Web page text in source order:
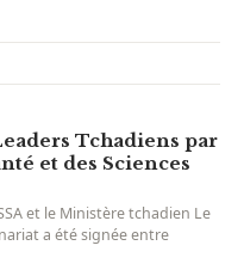
Tchadiens par
et des Sciences
et le Ministère tchadien Le
a été signée entre